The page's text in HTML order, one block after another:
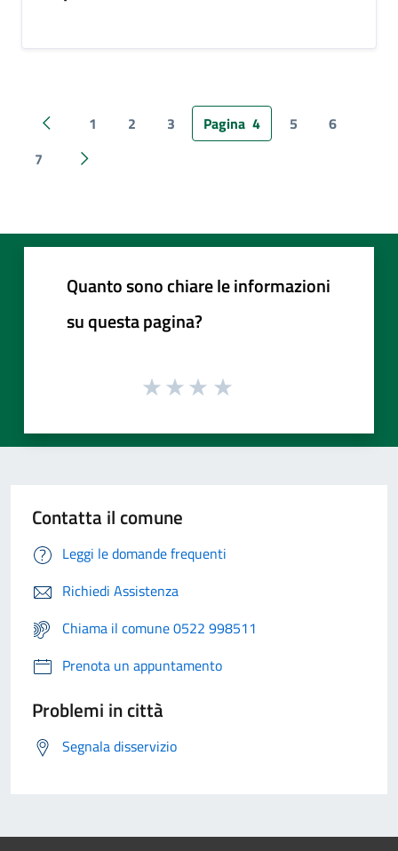
Pagina precedente
1 2 3 Pagina 4 5
6
7
Pagina successiva
Quanto sono chiare le informazioni
su questa pagina?
Contatta il comune
Leggi le domande frequenti
Richiedi Assistenza
Chiama il comune 0522 998511
Prenota un appuntamento
Problemi in città
Segnala disservizio